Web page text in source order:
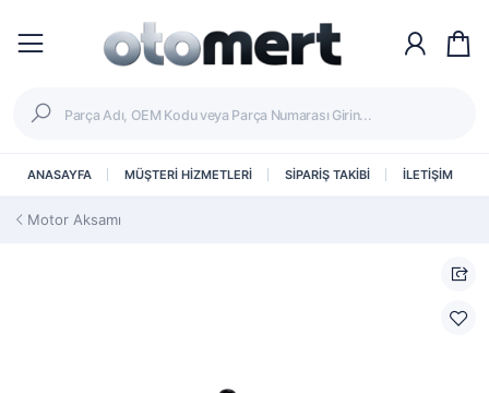
ANASAYFA MÜŞTERİ HİZMETLERİ SİPARİŞ TAKİBİ İLETİŞİM
Motor Aksamı